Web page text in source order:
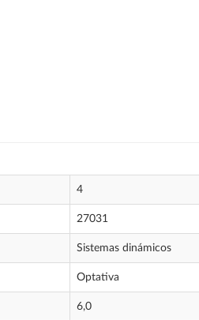
4
27031
Sistemas dinámicos
Optativa
6,0